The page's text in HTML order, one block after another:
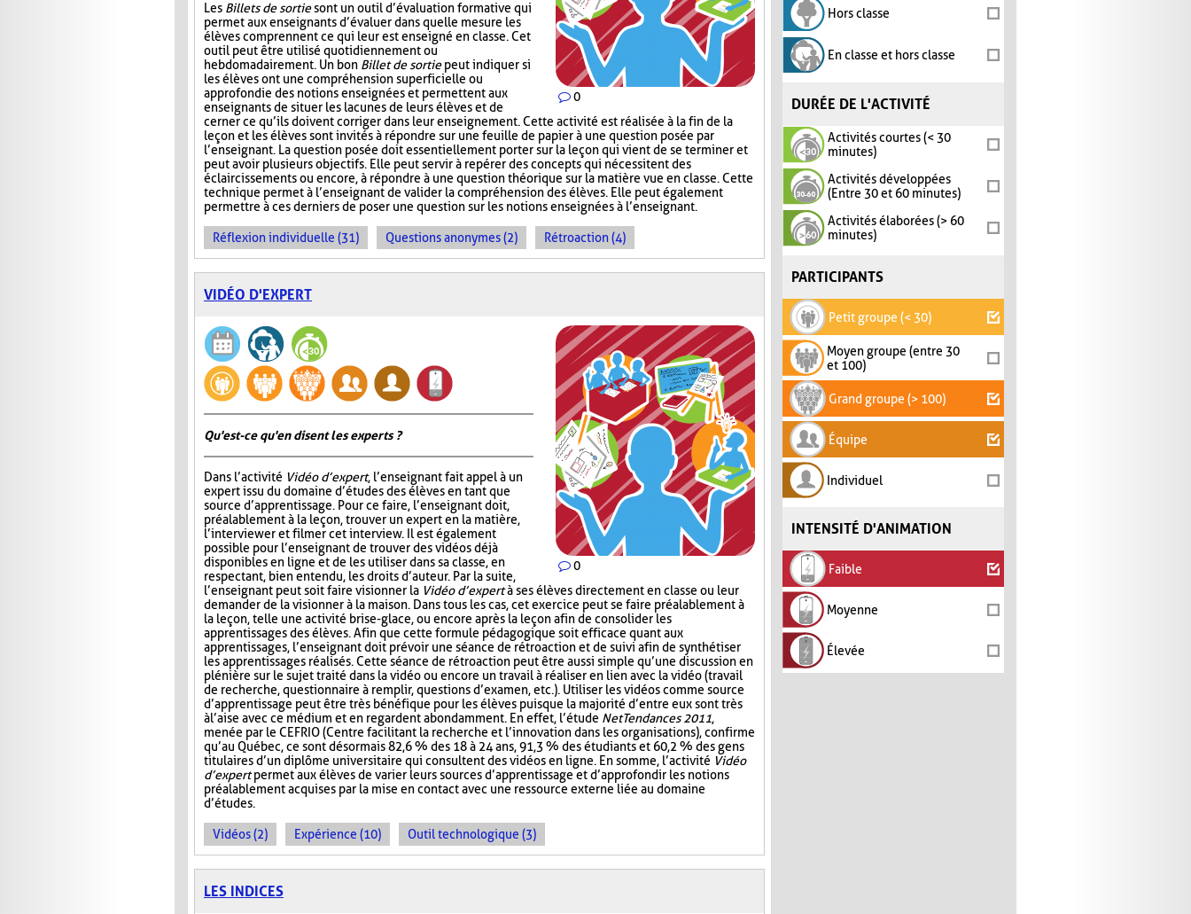
Hors classe
En classe et hors classe
DURÉE DE L'ACTIVITÉ
Activités courtes (< 30
minutes)
Activités développées
(Entre 30 et 60 minutes)
Activités élaborées (> 60
minutes)
PARTICIPANTS
Petit groupe (< 30)
Moyen groupe (entre 30
et 100)
Grand groupe (> 100)
Équipe
Individuel
INTENSITÉ D'ANIMATION
Faible
Moyenne
Élevée
0
Les Billets de sortiesont un outil d’évaluation formative qui
permet aux enseignants d’évaluer dans quelle mesure les
élèves comprennent ce qui leur est enseigné en classe. Cet
outil peut être utilisé quotidiennement ou
hebdomadairement. Un bon Billet de sortiepeut indiquer si
les élèves ont une compréhension superficielle ou
approfondie des notions enseignées et permettent aux
enseignants de situer les lacunes de leurs élèves et de
cerner ce qu’ils doivent corriger dans leur enseignement. Cette activité est réalisée à la fin de la
leçon et les élèves sont invités à répondre sur une feuille de papier à une question posée par
l’enseignant. La question posée doit essentiellement porter sur la leçon qui vient de se terminer et
peut avoir plusieurs objectifs. Elle peut servir à repérer des concepts qui nécessitent des
éclaircissements ou encore, à répondre à une question théorique sur la matière vue en classe. Cette
technique permet à l’enseignant de valider la compréhension des élèves. Elle peut également
permettre à ces derniers de poser une question sur les notions enseignées à l’enseignant.
Réflexion individuelle (31) Questions anonymes (2) Rétroaction (4)
VIDÉO D'EXPERT
0
Qu'est-ce qu'en disent les experts ?
Dans l’activité Vidéo d’expert, l’enseignant fait appel à un
expert issu du domaine d’études des élèves en tant que
source d’apprentissage. Pour ce faire, l’enseignant doit,
préalablement à la leçon, trouver un expert en la matière,
l’interviewer et filmer cet interview. Il est également
possible pour l’enseignant de trouver des vidéos déjà
disponibles en ligne et de les utiliser dans sa classe, en
respectant, bien entendu, les droits d’auteur. Par la suite,
l’enseignant peut soit faire visionner la Vidéo d’expertà ses élèves directement en classe ou leur
demander de la visionner à la maison. Dans tous les cas, cet exercice peut se faire préalablement à
la leçon, telle une activité brise-glace, ou encore après la leçon afin de consolider les
apprentissages des élèves. Afin que cette formule pédagogique soit efficace quant aux
apprentissages, l’enseignant doit prévoir une séance de rétroaction et de suivi afin de synthétiser
les apprentissages réalisés. Cette séance de rétroaction peut être aussi simple qu’une discussion en
plénière sur le sujet traité dans la vidéo ou encore un travail à réaliser en lien avec la vidéo (travail
de recherche, questionnaire à remplir, questions d’examen, etc.). Utiliser les vidéos comme source
d’apprentissage peut être très bénéfique pour les élèves puisque la majorité d’entre eux sont très
à l’aise avec ce médium et en regardent abondamment. En effet, l’étude NetTendances 2011,
menée par le CEFRIO (Centre facilitant la recherche et l’innovation dans les organisations), confirme
qu’au Québec, ce sont désormais 82,6 % des 18 à 24 ans, 91,3 % des étudiants et 60,2 % des gens
titulaires d’un diplôme universitaire qui consultent des vidéos en ligne. En somme, l’activité Vidéo
d’expertpermet aux élèves de varier leurs sources d’apprentissage et d’approfondir les notions
préalablement acquises par la mise en contact avec une ressource externe liée au domaine
d’études.
Vidéos (2) Expérience (10) Outil technologique (3)
LES INDICES